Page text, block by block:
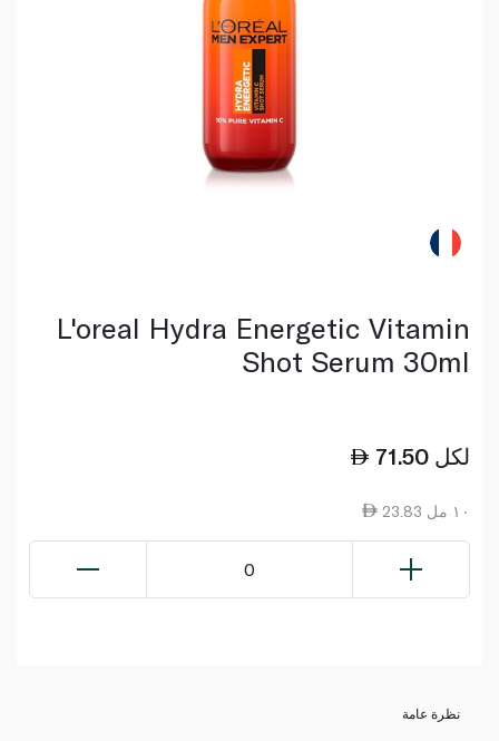
L'oreal Hydra Energetic Vitamin
Shot Serum 30ml
71.50 لكل
23.83 ١٠ مل
0
نظرة عامة